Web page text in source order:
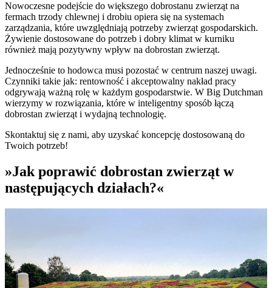
Nowoczesne podejście do większego dobrostanu zwierząt na
fermach trzody chlewnej i drobiu opiera się na systemach
zarządzania, które uwzględniają potrzeby zwierząt gospodarskich.
Żywienie dostosowane do potrzeb i dobry klimat w kurniku
również mają pozytywny wpływ na dobrostan zwierząt.
Jednocześnie to hodowca musi pozostać w centrum naszej uwagi.
Czynniki takie jak: rentowność i akceptowalny nakład pracy
odgrywają ważną rolę w każdym gospodarstwie. W Big Dutchman
wierzymy w rozwiązania, które w inteligentny sposób łączą
dobrostan zwierząt i wydajną technologię.
Skontaktuj się z nami, aby uzyskać koncepcję dostosowaną do
Twoich potrzeb!
»Jak poprawić dobrostan zwierząt w
następujących działach?«